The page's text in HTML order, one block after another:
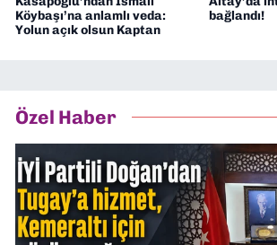
Köybaşı’na anlamlı veda:
Yolun açık olsun Kaptan
bağlandı!
Özel Haber